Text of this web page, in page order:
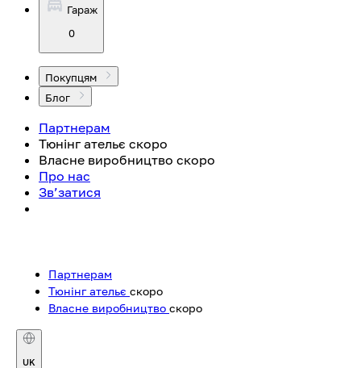
Гараж
0
Покупцям
Блог
Партнерам
Тюнінг ательє скоро
Власне виробництво скоро
Про нас
Зв’затися
Партнерам
Тюнінг ательє скоро
Власне виробництво скоро
UK